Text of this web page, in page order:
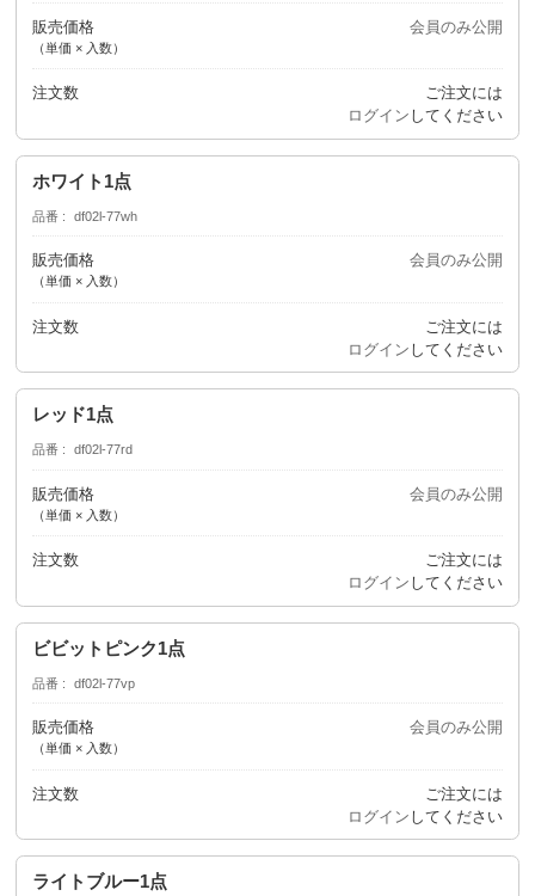
販売価格
（単価 × 入数）
会員のみ公開
注文数
ご注文には
ログイン してください
ホワイト1点
品番 df02l-77wh
販売価格
（単価 × 入数）
会員のみ公開
注文数
ご注文には
ログイン してください
レッド1点
品番 df02l-77rd
販売価格
（単価 × 入数）
会員のみ公開
注文数
ご注文には
ログイン してください
ビビットピンク1点
品番 df02l-77vp
販売価格
（単価 × 入数）
会員のみ公開
注文数
ご注文には
ログイン してください
ライトブルー1点